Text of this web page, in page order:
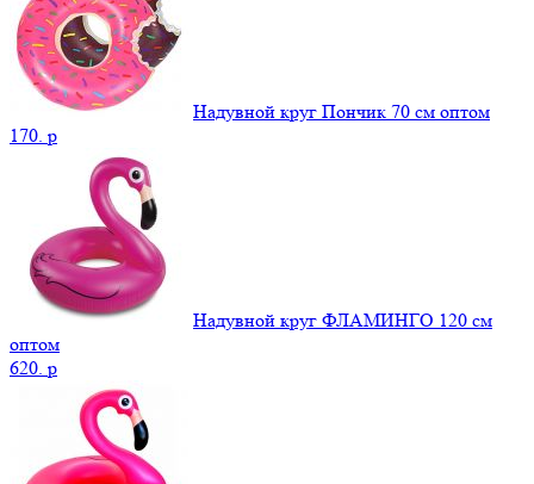
Надувной круг Пончик 70 см оптом
170. p
Надувной круг ФЛАМИНГО 120 см
оптом
620. p